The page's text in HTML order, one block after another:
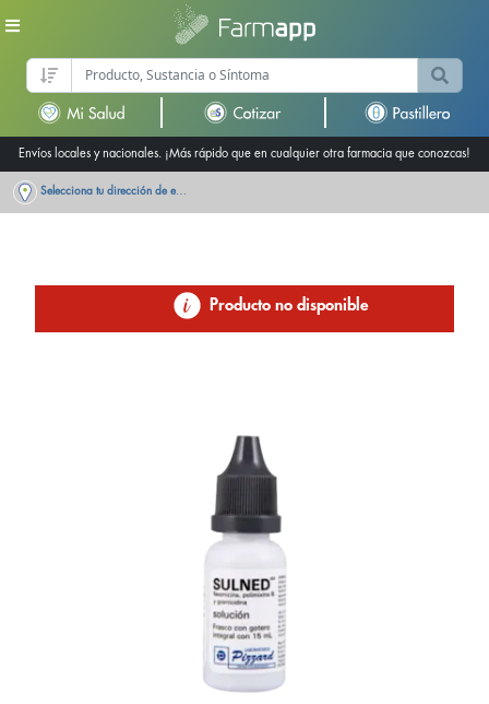
Envíos locales y nacionales. ¡Más rápido que en cualquier otra farmacia que conozcas!
Selecciona tu dirección de entrega
Producto no disponible